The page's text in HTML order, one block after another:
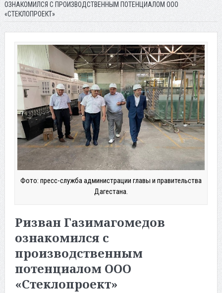
ОЗНАКОМИЛСЯ С ПРОИЗВОДСТВЕННЫМ ПОТЕНЦИАЛОМ ООО
«СТЕКЛОПРОЕКТ»
Фото: пресс-служба администрации главы и правительства
Дагестана.
Ризван Газимагомедов
ознакомился с
производственным
потенциалом ООО
«Стеклопроект»